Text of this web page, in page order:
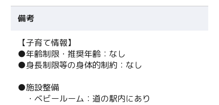
備考
【子育て情報】
●年齢制限・推奨年齢：なし
●身長制限等の身体的制約：なし
●施設整備
・ベビールーム：道の駅内にあり